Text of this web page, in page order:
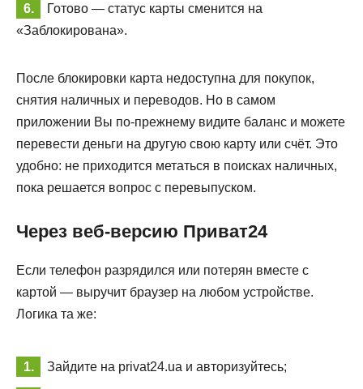
Готово — статус карты сменится на
«Заблокирована».
После блокировки карта недоступна для покупок,
снятия наличных и переводов. Но в самом
приложении Вы по-прежнему видите баланс и можете
перевести деньги на другую свою карту или счёт. Это
удобно: не приходится метаться в поисках наличных,
пока решается вопрос с перевыпуском.
Через веб-версию Приват24
Если телефон разрядился или потерян вместе с
картой — выручит браузер на любом устройстве.
Логика та же:
Зайдите на privat24.ua и авторизуйтесь;